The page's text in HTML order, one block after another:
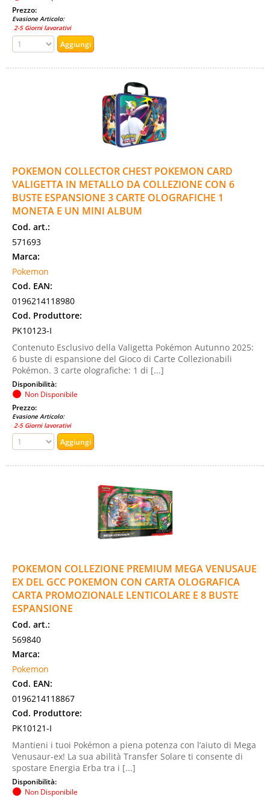
Prezzo:
Evasione Articolo:
2-5 Giorni lavorativi
POKEMON COLLECTOR CHEST POKEMON CARD
VALIGETTA IN METALLO DA COLLEZIONE CON 6
BUSTE ESPANSIONE 3 CARTE OLOGRAFICHE 1
MONETA E UN MINI ALBUM
Cod. art.:
571693
Marca:
Pokemon
Cod. EAN:
0196214118980
Cod. Produttore:
PK10123-I
Contenuto Esclusivo della Valigetta Pokémon Autunno 2025:
6 buste di espansione del Gioco di Carte Collezionabili
Pokémon. 3 carte olografiche: 1 di [...]
Disponibilità:
Non Disponibile
Prezzo:
Evasione Articolo:
2-5 Giorni lavorativi
POKEMON COLLEZIONE PREMIUM MEGA VENUSAUE
EX DEL GCC POKEMON CON CARTA OLOGRAFICA
CARTA PROMOZIONALE LENTICOLARE E 8 BUSTE
ESPANSIONE
Cod. art.:
569840
Marca:
Pokemon
Cod. EAN:
0196214118867
Cod. Produttore:
PK10121-I
Mantieni i tuoi Pokémon a piena potenza con l’aiuto di Mega
Venusaur-ex! La sua abilità Transfer Solare ti consente di
spostare Energia Erba tra i [...]
Disponibilità:
Non Disponibile